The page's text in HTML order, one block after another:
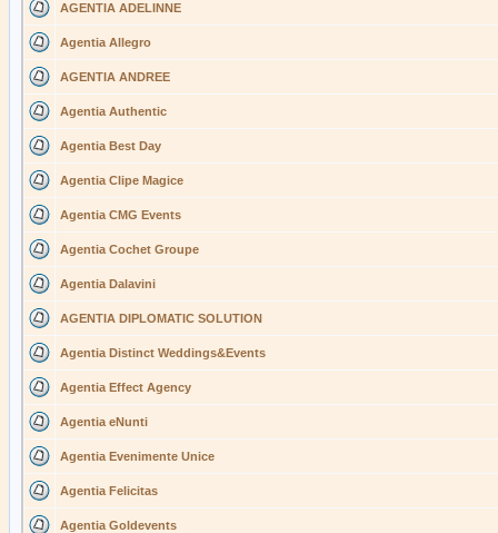
AGENTIA ADELINNE
Agentia Allegro
AGENTIA ANDREE
Agentia Authentic
Agentia Best Day
Agentia Clipe Magice
Agentia CMG Events
Agentia Cochet Groupe
Agentia Dalavini
AGENTIA DIPLOMATIC SOLUTION
Agentia Distinct Weddings&Events
Agentia Effect Agency
Agentia eNunti
Agentia Evenimente Unice
Agentia Felicitas
Agentia Goldevents